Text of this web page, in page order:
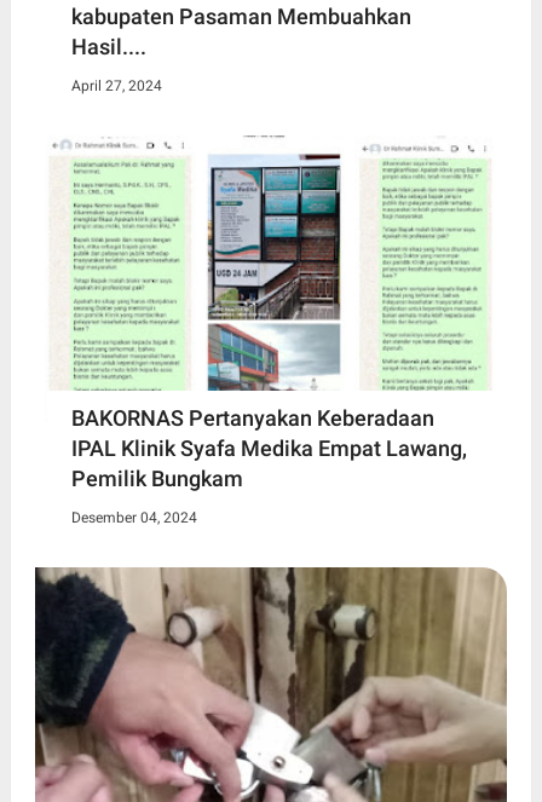
kabupaten Pasaman Membuahkan
Hasil....
April 27, 2024
BAKORNAS Pertanyakan Keberadaan
IPAL Klinik Syafa Medika Empat Lawang,
Pemilik Bungkam
Desember 04, 2024